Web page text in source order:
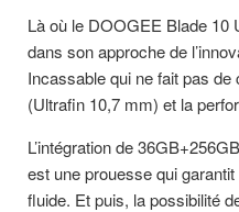
Là où le DOOGEE Blade 10
dans son approche de
Incassable qui ne fait pas
(Ultrafin 10,7 mm) et la
L’intégration de
est une prouesse qui
fluide. Et puis, la possibilité